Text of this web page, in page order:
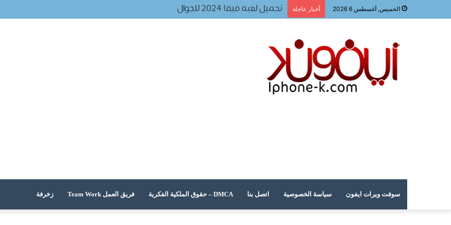
الخميس, أغسطس 6 2026 أخبار عاجلة تحميل لعبه فيفا ٢٠٢٤ للجوال
سوفت ويرات ايفون سياسة الخصوصية اتصل بنا DMCA – حقوق الملكية الفكرية فريق العمل Team Work زخرفة